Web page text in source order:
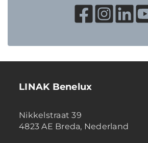
LINAK Benelux
Nikkelstraat 39
4823 AE Breda, Nederland